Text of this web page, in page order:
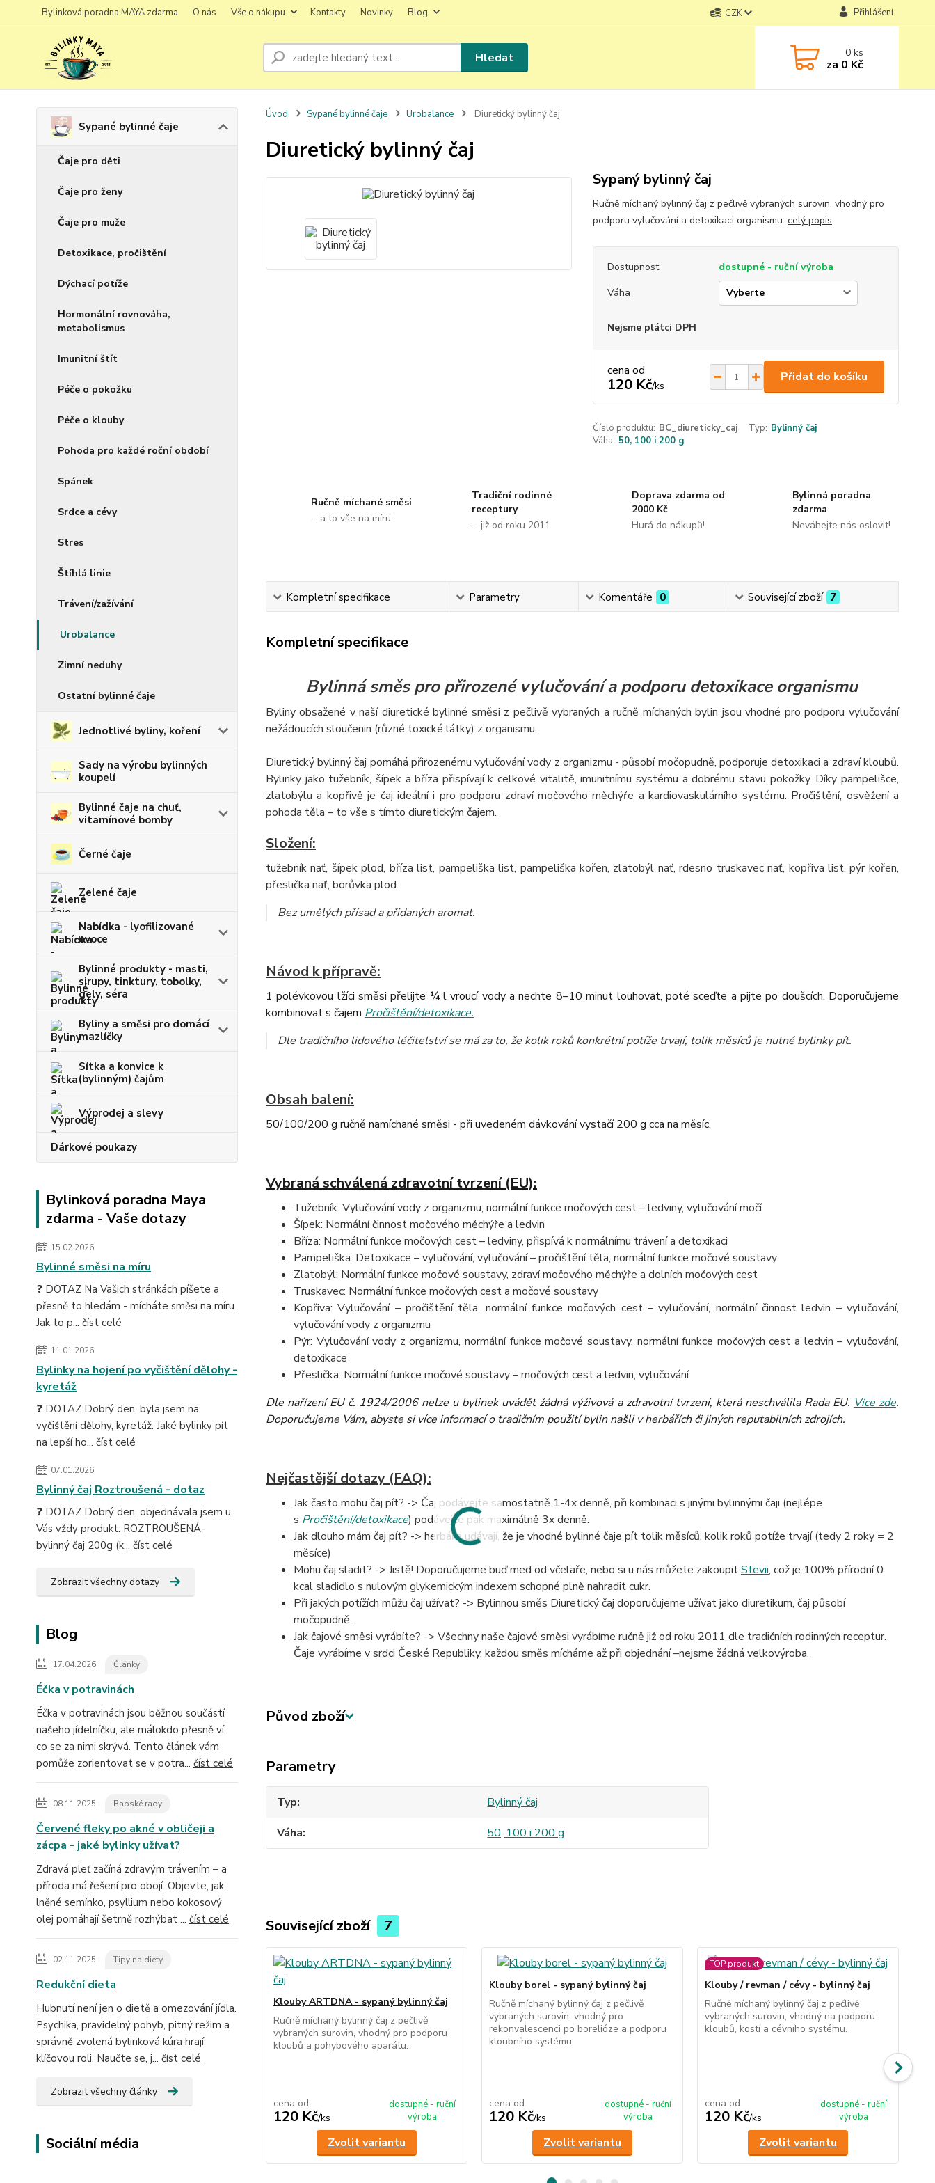
Bylinková poradna MAYA zdarma O nás Vše o nákupu Kontakty Novinky Blog CZK Přihlášení
Hledat 0ks
za 0 Kč
Sypané bylinné čaje
Čaje pro děti
Čaje pro ženy
Čaje pro muže
Detoxikace, pročištění
Dýchací potíže
Hormonální rovnováha,
metabolismus
Imunitní štít
Péče o pokožku
Péče o klouby
Pohoda pro každé roční období
Spánek
Srdce a cévy
Stres
Štíhlá linie
Trávení/zažívání
Urobalance
Zimní neduhy
Ostatní bylinné čaje
Jednotlivé byliny, koření
Sady na výrobu bylinných
koupelí
Bylinné čaje na chuť,
vitamínové bomby
Černé čaje
Zelené čaje
Nabídka - lyofilizované
ovoce
Bylinné produkty - masti,
sirupy, tinktury, tobolky,
gely, séra
Byliny a směsi pro domácí
mazlíčky
Sítka a konvice k
(bylinným) čajům
Výprodej a slevy
Dárkové poukazy
Bylinková poradna Maya
zdarma - Vaše dotazy
15.02.2026
Bylinné směsi na míru
❓ DOTAZ Na Vašich stránkách píšete a
přesně to hledám - mícháte směsi na míru.
Jak to p... číst celé
11.01.2026
Bylinky na hojení po vyčištění dělohy -
kyretáž
❓ DOTAZ Dobrý den, byla jsem na
vyčištění dělohy, kyretáž. Jaké bylinky pít
na lepší ho... číst celé
07.01.2026
Bylinný čaj Roztroušená - dotaz
❓ DOTAZ Dobrý den, objednávala jsem u
Vás vždy produkt: ROZTROUŠENÁ-
bylinný čaj 200g (k... číst celé
Zobrazit všechny dotazy
Blog
17.04.2026 Články
Éčka v potravinách
Éčka v potravinách jsou běžnou součástí
našeho jídelníčku, ale málokdo přesně ví,
co se za nimi skrývá. Tento článek vám
pomůže zorientovat se v potra... číst celé
08.11.2025 Babské rady
Červené fleky po akné v obličeji a
zácpa - jaké bylinky užívat?
Zdravá pleť začíná zdravým trávením – a
příroda má řešení pro obojí. Objevte, jak
lněné semínko, psyllium nebo kokosový
olej pomáhají šetrně rozhýbat ... číst celé
02.11.2025 Tipy na diety
Redukční dieta
Hubnutí není jen o dietě a omezování jídla.
Psychika, pravidelný pohyb, pitný režim a
správně zvolená bylinková kúra hrají
klíčovou roli. Naučte se, j... číst celé
Zobrazit všechny články
Sociální média
Úvod Sypané bylinné čaje Urobalance Diuretický bylinný čaj
Diuretický bylinný čaj
Sypaný bylinný čaj
Ručně míchaný bylinný čaj z pečlivě vybraných surovin, vhodný pro
podporu vylučování a detoxikaci organismu. celý popis
Dostupnost
dostupné - ruční výroba
Váha
Nejsme plátci DPH
cena od
120 Kč/ks
Přidat do košíku
Číslo produktu: BC_diureticky_caj Typ: Bylinný čaj
Váha: 50, 100 i 200 g
Ručně míchané směsi
... a to vše na míru
Tradiční rodinné
receptury
... již od roku 2011
Doprava zdarma od
2000 Kč
Hurá do nákupů!
Bylinná poradna
zdarma
Neváhejte nás oslovit!
Kompletní specifikace Parametry Komentáře 0 Související zboží 7
Kompletní specifikace
Bylinná směs pro přirozené vylučování a podporu detoxikace organismu
Byliny obsažené v naší diuretické bylinné směsi z pečlivě vybraných a ručně míchaných bylin jsou vhodné pro podporu vylučování
nežádoucích sloučenin (různé toxické látky) z organismu.
Diuretický bylinný čaj pomáhá přirozenému vylučování vody z organizmu - působí močopudně, podporuje detoxikaci a zdraví kloubů.
Bylinky jako tužebník, šípek a bříza přispívají k celkové vitalitě, imunitnímu systému a dobrému stavu pokožky. Díky pampelišce,
zlatobýlu a kopřivě je čaj ideální i pro podporu zdraví močového měchýře a kardiovaskulárního systému. Pročištění, osvěžení a
pohoda těla – to vše s tímto diuretickým čajem.
Složení:
tužebník nať, šípek plod, bříza list, pampeliška list, pampeliška kořen, zlatobýl nať, rdesno truskavec nať, kopřiva list, pýr kořen,
přeslička nať, borůvka plod
Bez umělých přísad a přidaných aromat.
Návod k přípravě:
1 polévkovou lžíci směsi přelijte ¼ l vroucí vody a nechte 8–10 minut louhovat, poté sceďte a pijte po doušcích. Doporučujeme
kombinovat s čajem Pročištění/detoxikace.
Dle tradičního lidového léčitelství se má za to, že kolik roků konkrétní potíže trvají, tolik měsíců je nutné bylinky pít.
Obsah balení:
50/100/200 g ručně namíchané směsi - při uvedeném dávkování vystačí 200 g cca na měsíc.
Vybraná schválená zdravotní tvrzení (EU):
Tužebník: Vylučování vody z organizmu, normální funkce močových cest – ledviny, vylučování močí
Šípek: Normální činnost močového měchýře a ledvin
Bříza: Normální funkce močových cest – ledviny, přispívá k normálnímu trávení a detoxikaci
Pampeliška: Detoxikace – vylučování, vylučování – pročištění těla, normální funkce močové soustavy
Zlatobýl: Normální funkce močové soustavy, zdraví močového měchýře a dolních močových cest
Truskavec: Normální funkce močových cest a močové soustavy
Kopřiva: Vylučování – pročištění těla, normální funkce močových cest – vylučování, normální činnost ledvin – vylučování,
vylučování vody z organizmu
Pýr: Vylučování vody z organizmu, normální funkce močové soustavy, normální funkce močových cest a ledvin – vylučování,
detoxikace
Přeslička: Normální funkce močové soustavy – močových cest a ledvin, vylučování
Dle nařízení EU č. 1924/2006 nelze u bylinek uvádět žádná výživová a zdravotní tvrzení, která neschválila Rada EU. Více zde.
Doporučujeme Vám, abyste si více informací o tradičním použití bylin našli v herbářích či jiných reputabilních zdrojích.
Nejčastější dotazy (FAQ):
Jak často mohu čaj pít? -> Čaj podávejte samostatně 1-4x denně, při kombinaci s jinými bylinnými čaji (nejlépe
s Pročištění/detoxikace) podávejte pak maximálně 3x denně.
Jak dlouho mám čaj pít? -> herbáře udávají, že je vhodné bylinné čaje pít tolik měsíců, kolik roků potíže trvají (tedy 2 roky = 2
měsíce)
Mohu čaj sladit? -> Jistě! Doporučujeme buď med od včelaře, nebo si u nás můžete zakoupitStevii, což je 100% přírodní 0
kcal sladidlo s nulovým glykemickým indexem schopné plně nahradit cukr.
Při jakých potížích můžu čaj užívat? -> Bylinnou směs Diuretický čaj doporučujeme užívat jako diuretikum, čaj působí
močopudně.
Jak čajové směsi vyrábíte? -> Všechny naše čajové směsi vyrábíme ručně již od roku 2011 dle tradičních rodinných receptur.
Čaje vyrábíme v srdci České Republiky, každou směs mícháme až při objednání –nejsme žádná velkovýroba.
Původ zboží
Parametry
Typ
Bylinný čaj
Váha
50, 100 i 200 g
Související zboží 7
Klouby ARTDNA - sypaný bylinný čaj
Ručně míchaný bylinný čaj z pečlivě
vybraných surovin, vhodný pro podporu
kloubů a pohybového aparátu.
cena od
120 Kč/ks
dostupné - ruční
výroba
Zvolit variantu
Klouby borel - sypaný bylinný čaj
Ručně míchaný bylinný čaj z pečlivě
vybraných surovin, vhodný pro
rekonvalescenci po borelióze a podporu
kloubního systému.
cena od
120 Kč/ks
dostupné - ruční
výroba
Zvolit variantu
TOP produkt
Klouby / revman / cévy - bylinný čaj
Ručně míchaný bylinný čaj z pečlivě
vybraných surovin, vhodný na podporu
kloubů, kostí a cévního systému.
cena od
120 Kč/ks
dostupné - ruční
výroba
Zvolit variantu